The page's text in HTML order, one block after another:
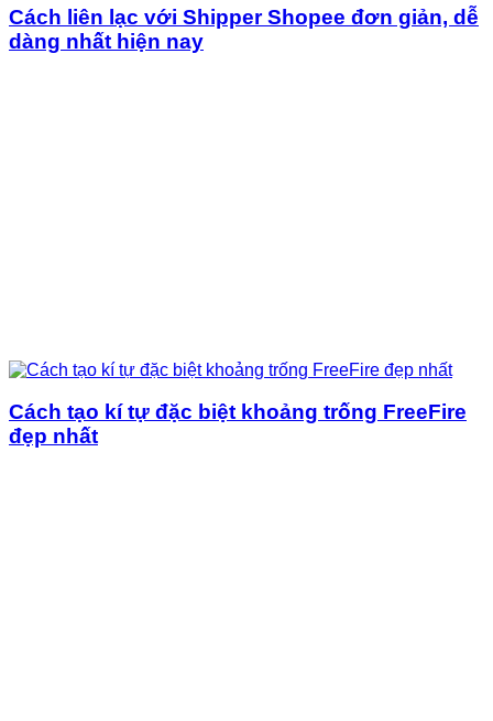
Cách liên lạc với Shipper Shopee đơn giản, dễ
dàng nhất hiện nay
Cách tạo kí tự đặc biệt khoảng trống FreeFire
đẹp nhất